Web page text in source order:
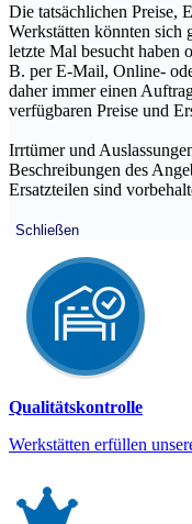
Die tatsächlichen Preise,
Werkstätten könnten sich
letzte Mal besucht haben
B. per E-Mail, Online-
daher immer einen
verfügbaren Preise und
Irrtümer und
Beschreibungen des
Ersatzteilen sind
Schließen
Qualitätskontrolle
Werkstätten erfüllen